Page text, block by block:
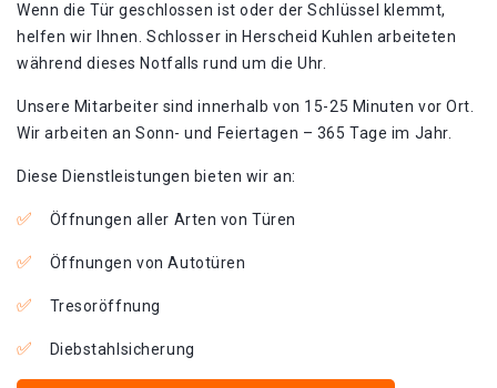
Wenn die Tür geschlossen ist oder der Schlüssel klemmt,
helfen wir Ihnen. Schlosser in Herscheid Kuhlen arbeiteten
während dieses Notfalls rund um die Uhr.
Unsere Mitarbeiter sind innerhalb von 15-25 Minuten vor Ort.
Wir arbeiten an Sonn- und Feiertagen – 365 Tage im Jahr.
Diese Dienstleistungen bieten wir an:
Öffnungen aller Arten von Türen
Öffnungen von Autotüren
Tresoröffnung
Diebstahlsicherung